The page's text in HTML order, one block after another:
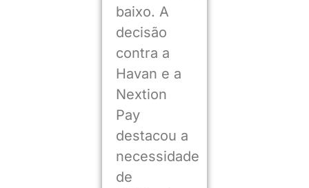
baixo. A
decisão
contra a
Havan e a
Nextion
Pay
destacou a
necessidade
de